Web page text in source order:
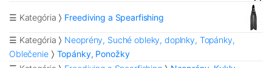
☰ Kategória Freediving a Spearfishing
☰ Kategória
Neoprény, Suché obleky, doplnky, Topánky,
Oblečenie
Topánky, Ponožky